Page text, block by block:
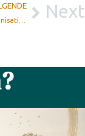
Next